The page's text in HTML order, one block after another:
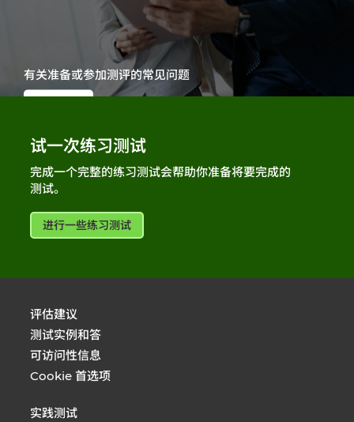
有关准备或参加测评的常见问题
试一次练习测试
完成一个完整的练习测试会帮助你准备将要完成的
测试。
进行一些练习测试
评估建议
测试实例和答
可访问性信息
Cookie 首选项
实践测试